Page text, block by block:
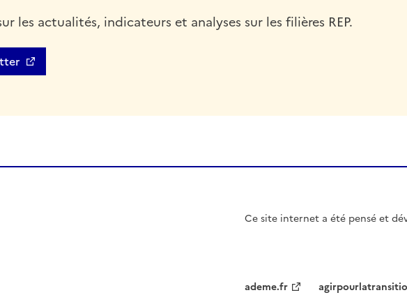
les actualités, indicateurs et analyses sur les filières REP.
Ce site internet a été pensé et
ademe.fr